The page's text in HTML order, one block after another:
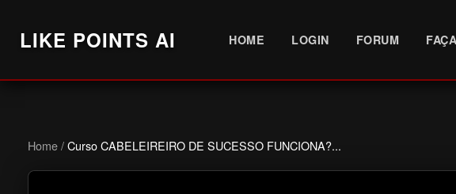
LIKE POINTS AI HOME LOGIN FORUM
Home/Curso CABELEIREIRO DE SUCESSO FUNCIONA?...